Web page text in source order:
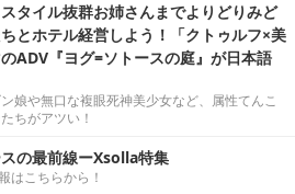
タイル抜群お姉さんまでよりどりみど
とホテル経営しよう！「クトゥルフ×美
ADV『ヨグ=ソトースの庭』が日本語
娘や無口な複眼死神美少女など、属性てんこ
ちがアツい！
の最前線ーXsolla特集
はこちらから！